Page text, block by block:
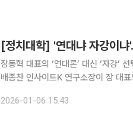
[정치대학] '연대냐 자강이
장동혁 대표의 ‘연대론’ 대신 ‘자강’
배종찬 인사이트K 연구소장이 장 대
학’(연출 윤보현)에 출연해 최근 야권
2026-01-06 15:43